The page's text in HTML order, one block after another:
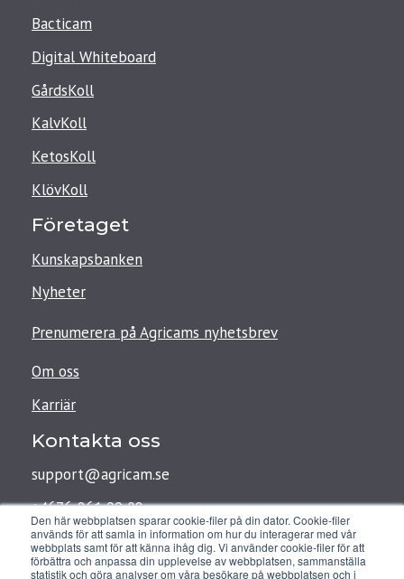
Den här webbplatsen sparar cookie-filer på din dator. Cookie-filer
används för att samla in information om hur du interagerar med vår
webbplats samt för att känna ihåg dig. Vi använder cookie-filer för att
förbättra och anpassa din upplevelse av webbplatsen, sammanställa
statistik och göra analyser om våra besökare på webbplatsen och i
Bacticam
Digital Whiteboard
GårdsKoll
KalvKoll
KetosKoll
KlövKoll
Företaget
Kunskapsbanken
Nyheter
Prenumerera på Agricams nyhetsbrev
Om oss
Karriär
Kontakta oss
support@agricam.se
+4676-861 99 08
Agricam AB